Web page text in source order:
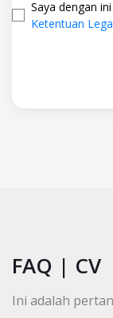
Saya dengan
Ketentuan
FAQ | CV
Ini adalah